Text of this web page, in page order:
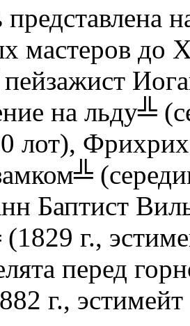
мастеров до
на льду╩
лот),
Баптист
г.,
перед
г.,